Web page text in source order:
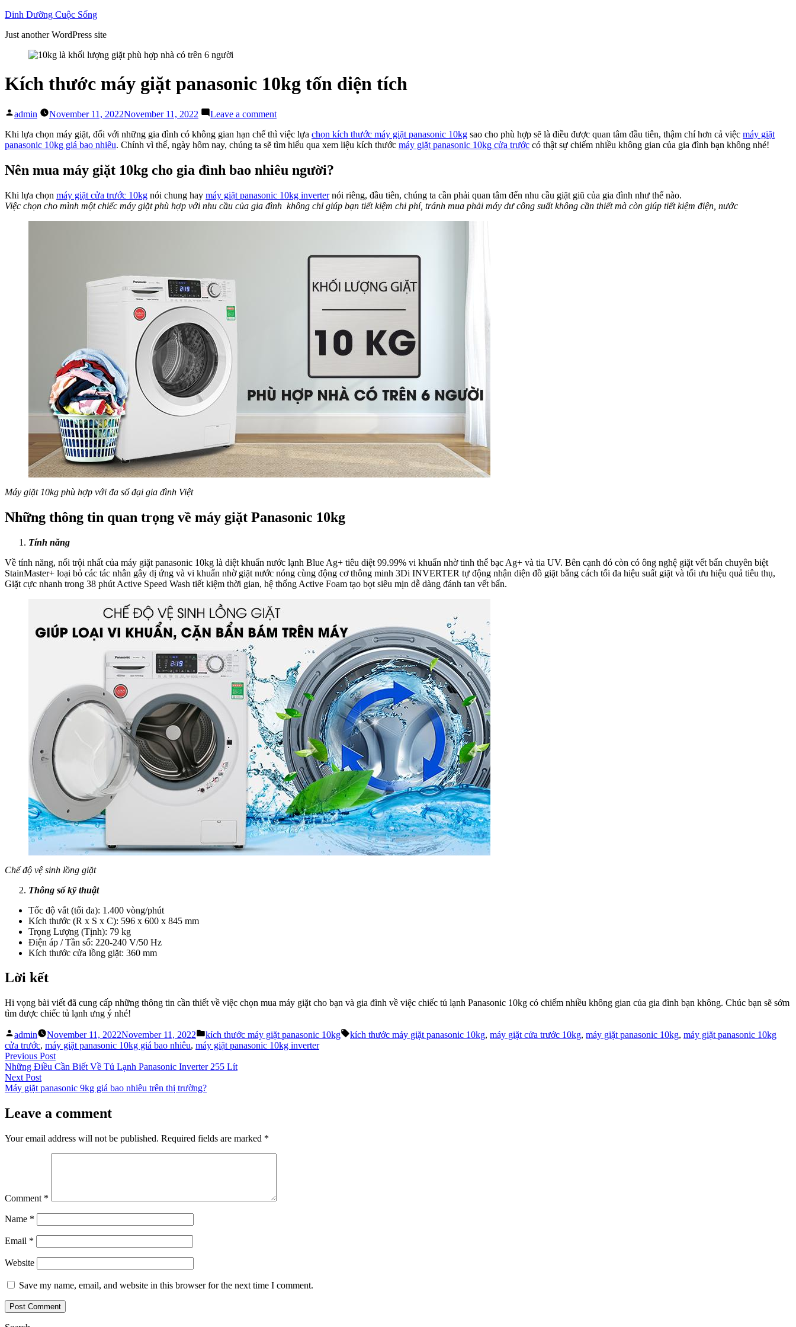
Skip
content
Dinh Dưỡng Cuộc Sống
Just another WordPress site
Kích thước máy giặt panasonic 10kg tốn diện tích
Posted
admin November 11, 2022November 11, 2022 Leave a commenton
thước
máy
panasonic
10kg
diện
tích
Khi lựa chọn máy giặt, đối với những gia đình có không gian hạn chế thì việc lựa chọn kích thước máy giặt panasonic 10kg sao cho phù hợp sẽ là điều được quan tâm đầu tiên, thậm chí hơn cả việc máy giặt
panasonic 10kg giá bao nhiêu. Chính vì thế, ngày hôm nay, chúng ta sẽ tìm hiểu qua xem liệu kích thước máy giặt panasonic 10kg cửa trước có thật sự chiếm nhiều không gian của gia đình bạn không nhé!
Nên mua máy giặt 10kg cho gia đình bao nhiêu người?
Khi lựa chọn máy giặt cửa trước 10kg nói chung hay máy giặt panasonic 10kg inverternói riêng, đầu tiên, chúng ta cần phải quan tâm đến nhu cầu giặt giũ của gia đình như thế nào.
Việc chọn cho mình một chiếc máy giặt phù hợp với nhu cầu của gia đình không chỉ giúp bạn tiết kiệm chi phí, tránh mua phải máy dư công suất không cần thiết mà còn giúp tiết kiệm điện, nước
Máy giặt 10kg phù hợp với đa số đại gia đình Việt
Những thông tin quan trọng về máy giặt Panasonic 10kg
Tính năng
Về tính năng, nổi trội nhất của máy giặt panasonic 10kg là diệt khuẩn nước lạnh Blue Ag+ tiêu diệt 99.99% vi khuẩn nhờ tinh thể bạc Ag+ và tia UV. Bên cạnh đó còn có ông nghệ giặt vết bẩn chuyên biệt
StainMaster+ loại bỏ các tác nhân gây dị ứng và vi khuẩn nhờ giặt nước nóng cùng động cơ thông minh 3Di INVERTER tự động nhận diện đồ giặt bằng cách tối đa hiệu suất giặt và tối ưu hiệu quả tiêu thụ,
Giặt cực nhanh trong 38 phút Active Speed Wash tiết kiệm thời gian, hệ thống Active Foam tạo bọt siêu mịn dễ dàng đánh tan vết bẩn.
Chế độ vệ sinh lồng giặt
Thông số kỹ thuật
Tốc độ vắt (tối đa): 1.400 vòng/phút
Kích thước (R x S x C): 596 x 600 x 845 mm
Trọng Lượng (Tịnh): 79 kg
Điện áp / Tần số: 220-240 V/50 Hz
Kích thước cửa lồng giặt: 360 mm
Lời kết
Hi vọng bài viết đã cung cấp những thông tin cần thiết về việc chọn mua máy giặt cho bạn và gia đình về việc chiếc tủ lạnh Panasonic 10kg có chiếm nhiều không gian của gia đình bạn không. Chúc bạn sẽ sớm
tìm được chiếc tủ lạnh ưng ý nhé!
Posted
by
admin November 11, 2022November 11, 2022
Posted
in
kích thước máy giặt panasonic 10kg Tags:
kích thước máy giặt panasonic 10kg, máy giặt cửa trước 10kg, máy giặt panasonic 10kg, máy giặt panasonic 10kg
cửa trước, máy giặt panasonic 10kg giá bao nhiêu, máy giặt panasonic 10kg inverter
Post
navigation
Previous PostPrevious
post:
Những Điều Cần Biết Về Tủ Lạnh Panasonic Inverter 255 Lít
Next PostNext
post:
Máy giặt panasonic 9kg giá bao nhiêu trên thị trường?
Leave a comment
Your email address will not be published. Required fields are marked *
Comment *
Name *
Email *
Website
Save my name, email, and website in this browser for the next time I comment.